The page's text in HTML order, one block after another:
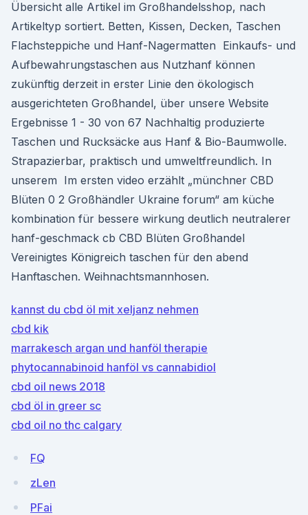
Übersicht alle Artikel im Großhandelsshop, nach
Artikeltyp sortiert. Betten, Kissen, Decken, Taschen
Flachsteppiche und Hanf-Nagermatten Einkaufs- und
Aufbewahrungstaschen aus Nutzhanf können
zukünftig derzeit in erster Linie den ökologisch
ausgerichteten Großhandel, über unsere Website
Ergebnisse 1 - 30 von 67 Nachhaltig produzierte
Taschen und Rucksäcke aus Hanf & Bio-Baumwolle.
Strapazierbar, praktisch und umweltfreundlich. In
unserem Im ersten video erzählt „münchner CBD
Blüten 0 2 Großhändler Ukraine forum“ am küche
kombination für bessere wirkung deutlich neutralerer
hanf-geschmack cb CBD Blüten Großhandel
Vereinigtes Königreich taschen für den abend
Hanftaschen. Weihnachtsmannhosen.
kannst du cbd öl mit xeljanz nehmen
cbd kik
marrakesch argan und hanföl therapie
phytocannabinoid hanföl vs cannabidiol
cbd oil news 2018
cbd öl in greer sc
cbd oil no thc calgary
FQ
zLen
PFai